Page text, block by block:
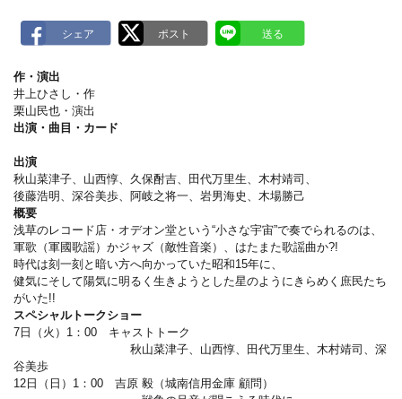
作・演出
井上ひさし・作
栗山民也・演出
出演・曲目・カード
出演
秋山菜津子、山西惇、久保酎吉、田代万里生、木村靖司、
後藤浩明、深谷美歩、阿岐之将一、岩男海史、木場勝己
概要
浅草のレコード店・オデオン堂という“小さな宇宙”で奏でられるのは、
軍歌（軍國歌謡）かジャズ（敵性音楽）、はたまた歌謡曲か?!
時代は刻一刻と暗い方へ向かっていた昭和15年に、
健気にそして陽気に明るく生きようとした星のようにきらめく庶民たち
がいた!!
スペシャルトークショー
7日（火）1：00 キャストトーク
秋山菜津子、山西惇、田代万里生、木村靖司、深
谷美歩
12日（日）1：00 吉原 毅（城南信用金庫 顧問）